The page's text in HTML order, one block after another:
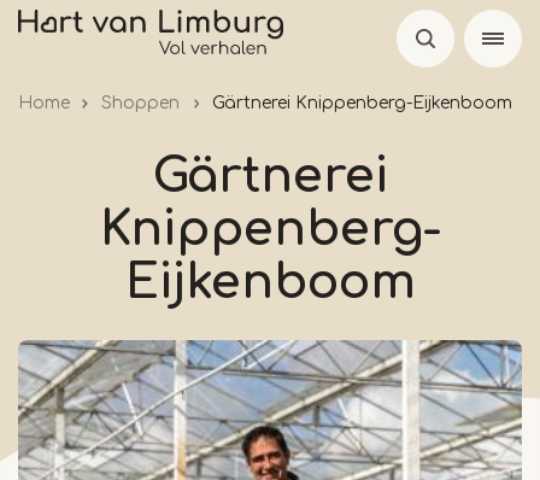
Skip
Home Shoppen Gärtnerei Knippenberg-Eijkenboom
Gärtnerei
Knippenberg-
Eijkenboom